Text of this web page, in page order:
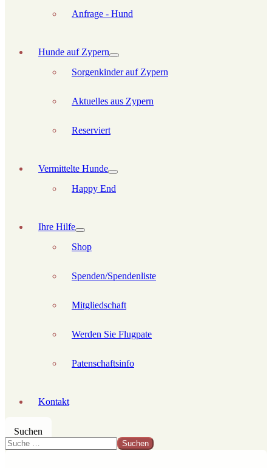
Anfrage - Hund
Hunde auf Zypern
Sorgenkinder auf Zypern
Aktuelles aus Zypern
Reserviert
Vermittelte Hunde
Happy End
Ihre Hilfe
Shop
Spenden/Spendenliste
Mitgliedschaft
Werden Sie Flugpate
Patenschaftsinfo
Kontakt
Suchen
Suchen